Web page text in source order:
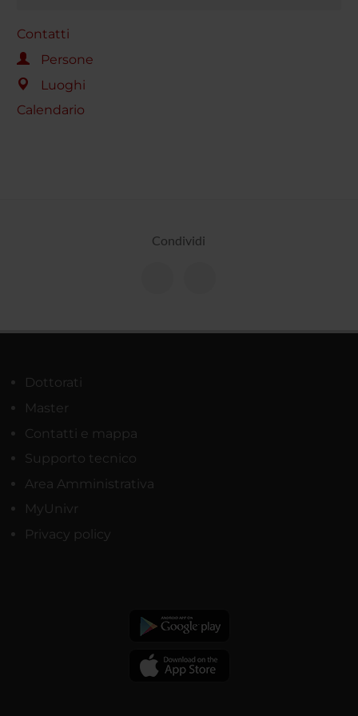
Contatti
Persone
Luoghi
Calendario
Condividi
Dottorati
Master
Contatti e mappa
Supporto tecnico
Area Amministrativa
MyUnivr
Privacy policy